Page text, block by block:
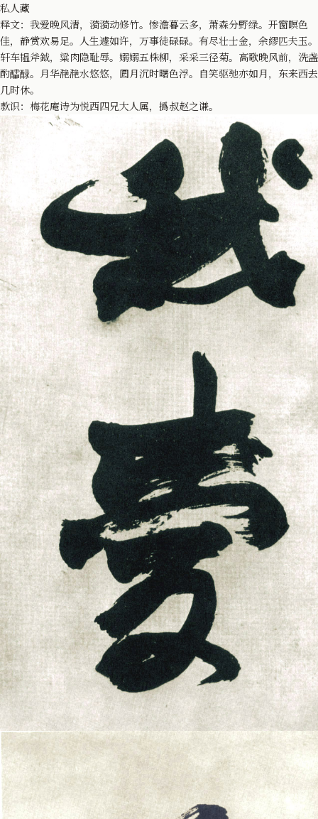
私人藏
释文：我爱晚风清，漪漪动修竹。惨澹暮云多，萧森分野绿。开窗暝色
佳，静赏欢易足。人生遽如许，万事徒碌碌。有尽壮士金，余繆匹夫玉。
轩车韫斧鉞，粱肉隐耻辱。嫋嫋五株柳，采采三径菊。高歌晚风前，洗盏
酌醽醁。月华滟滟水悠悠，圆月沉时曙色浮。自笑驱驰亦如月，东来西去
几时休。
款识：梅花庵诗为悦西四兄大人属，撝叔赵之谦。